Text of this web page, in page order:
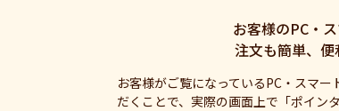
お客様のPC・
注文も簡単、便
お客様がご覧になっているPC・スマ
だくことで、実際の画面上で「ポイン